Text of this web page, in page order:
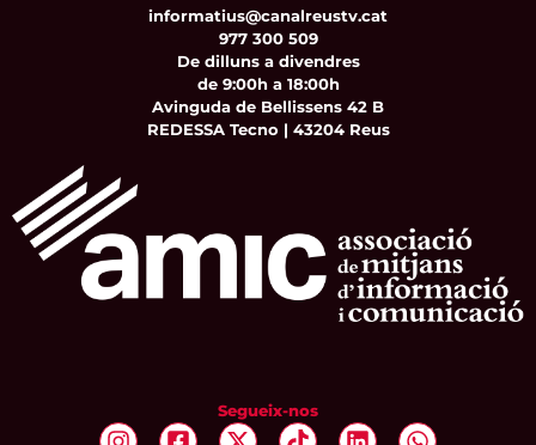
informatius@canalreustv.cat
977 300 509
De dilluns a divendres
de 9:00h a 18:00h
Avinguda de Bellissens 42 B
REDESSA Tecno | 43204 Reus
Segueix-nos